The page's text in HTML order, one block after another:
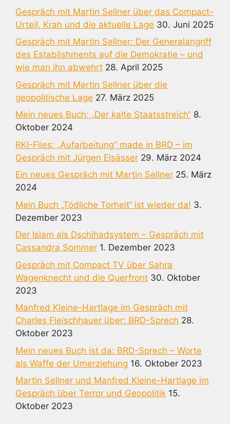
Gespräch mit Martin Sellner über das Compact-
Urteil, Krah und die aktuelle Lage 30. Juni 2025
Gespräch mit Martin Sellner: Der Generalangriff
des Establishments auf die Demokratie – und
wie man ihn abwehrt 28. April 2025
Gespräch mit Mertin Sellner über die
geopolitische Lage 27. März 2025
Mein neues Buch: „Der kalte Staatsstreich“ 8.
Oktober 2024
RKI-Files: „Aufarbeitung“ made in BRD – im
Gespräch mit Jürgen Elsässer 29. März 2024
Ein neues Gespräch mit Martin Sellner 25. März
2024
Mein Buch „Tödliche Torheit“ ist wieder da! 3.
Dezember 2023
Der Islam als Dschihadsystem – Gespräch mit
Cassandra Sommer 1. Dezember 2023
Gespräch mit Compact TV über Sahra
Wagenknecht und die Querfront 30. Oktober
2023
Manfred Kleine-Hartlage im Gespräch mit
Charles Fleischhauer über: BRD-Sprech 28.
Oktober 2023
Mein neues Buch ist da: BRD-Sprech – Worte
als Waffe der Umerziehung 16. Oktober 2023
Martin Sellner und Manfred Kleine-Hartlage im
Gespräch über Terror und Geopolitik 15.
Oktober 2023